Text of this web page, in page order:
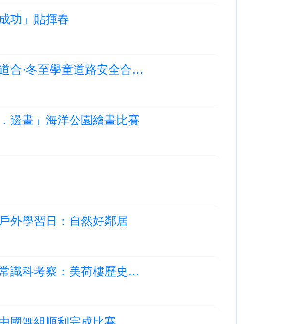
功」貼揮春
Photo Albums Updated:「至童道合·冬至學童道路安全合家歡」頒獎典禮
邊畫」海洋公園繪畫比賽
外學習日：自然好鄰居
Photo Albums Updated:四年級常識科考察：美荷樓歷史之旅